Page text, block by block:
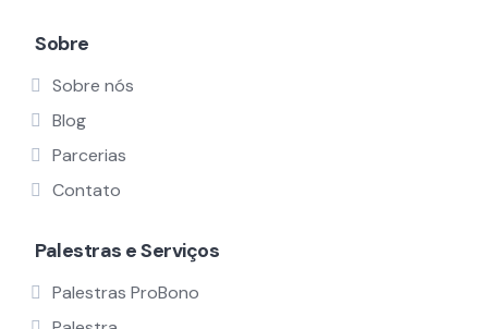
Sobre
Sobre nós
Blog
Parcerias
Contato
Palestras e Serviços
Palestras ProBono